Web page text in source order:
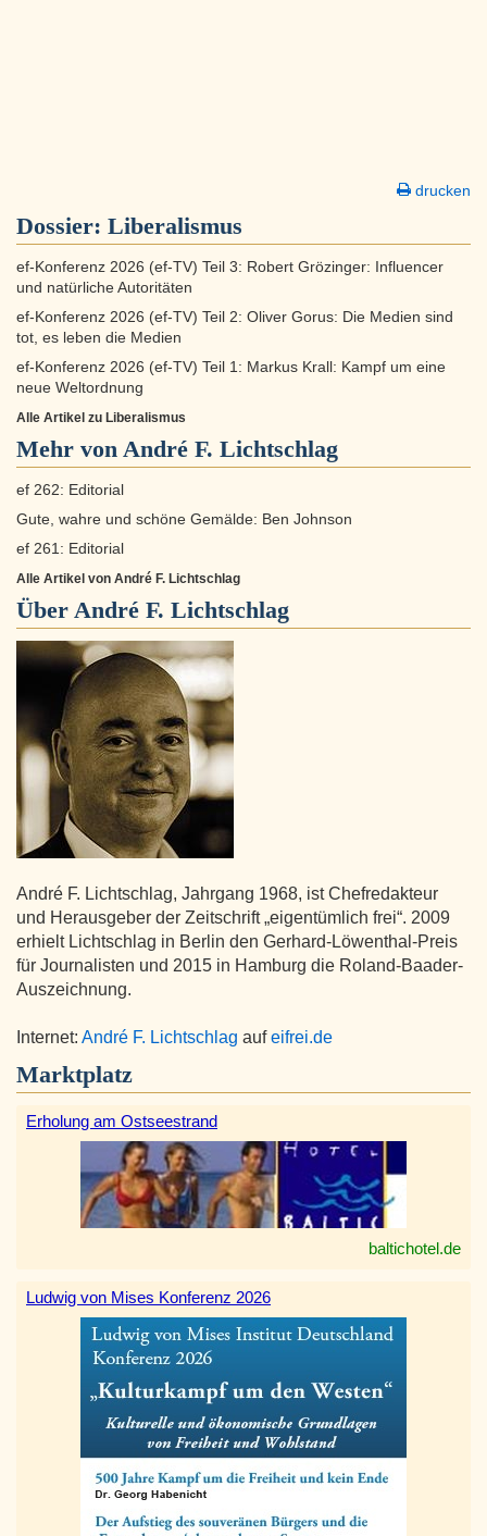
drucken
Dossier: Liberalismus
ef-Konferenz 2026 (ef-TV) Teil 3: Robert Grözinger: Influencer
und natürliche Autoritäten
ef-Konferenz 2026 (ef-TV) Teil 2: Oliver Gorus: Die Medien sind
tot, es leben die Medien
ef-Konferenz 2026 (ef-TV) Teil 1: Markus Krall: Kampf um eine
neue Weltordnung
Alle Artikel zu Liberalismus
Mehr von André F. Lichtschlag
ef 262: Editorial
Gute, wahre und schöne Gemälde: Ben Johnson
ef 261: Editorial
Alle Artikel von André F. Lichtschlag
Über André F. Lichtschlag
André F. Lichtschlag, Jahrgang 1968, ist Chefredakteur
und Herausgeber der Zeitschrift „eigentümlich frei“. 2009
erhielt Lichtschlag in Berlin den Gerhard-Löwenthal-Preis
für Journalisten und 2015 in Hamburg die Roland-Baader-
Auszeichnung.
Internet: André F. Lichtschlag aufeifrei.de
Marktplatz
Erholung am Ostseestrand
baltichotel.de
Ludwig von Mises Konferenz 2026